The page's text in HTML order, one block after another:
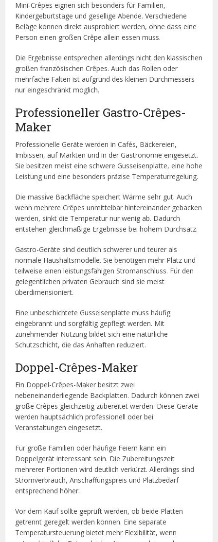
Mini-Crêpes eignen sich besonders für Familien,
Kindergeburtstage und gesellige Abende. Verschiedene
Beläge können direkt ausprobiert werden, ohne dass eine
Person einen großen Crêpe allein essen muss.
Die Ergebnisse entsprechen allerdings nicht den klassischen
großen französischen Crêpes. Auch das Rollen oder
mehrfache Falten ist aufgrund des kleinen Durchmessers
nur eingeschränkt möglich.
Professioneller Gastro-Crêpes-
Maker
Professionelle Geräte werden in Cafés, Bäckereien,
Imbissen, auf Märkten und in der Gastronomie eingesetzt.
Sie besitzen meist eine schwere Gusseisenplatte, eine hohe
Leistung und eine besonders präzise Temperaturregelung.
Die massive Backfläche speichert Wärme sehr gut. Auch
wenn mehrere Crêpes unmittelbar hintereinander gebacken
werden, sinkt die Temperatur nur wenig ab. Dadurch
entstehen gleichmäßige Ergebnisse bei hohem Durchsatz.
Gastro-Geräte sind deutlich schwerer und teurer als
normale Haushaltsmodelle. Sie benötigen mehr Platz und
teilweise einen leistungsfähigen Stromanschluss. Für den
gelegentlichen privaten Gebrauch sind sie meist
überdimensioniert.
Eine unbeschichtete Gusseisenplatte muss häufig
eingebrannt und sorgfältig gepflegt werden. Mit
zunehmender Nutzung bildet sich eine natürliche
Schutzschicht, die das Anhaften reduziert.
Doppel-Crêpes-Maker
Ein Doppel-Crêpes-Maker besitzt zwei
nebeneinanderliegende Backplatten. Dadurch können zwei
große Crêpes gleichzeitig zubereitet werden. Diese Geräte
werden hauptsächlich professionell oder bei
Veranstaltungen eingesetzt.
Für große Familien oder häufige Feiern kann ein
Doppelgerät interessant sein. Die Zubereitungszeit
mehrerer Portionen wird deutlich verkürzt. Allerdings sind
Stromverbrauch, Anschaffungspreis und Platzbedarf
entsprechend höher.
Vor dem Kauf sollte geprüft werden, ob beide Platten
getrennt geregelt werden können. Eine separate
Temperatursteuerung bietet mehr Flexibilität, wenn